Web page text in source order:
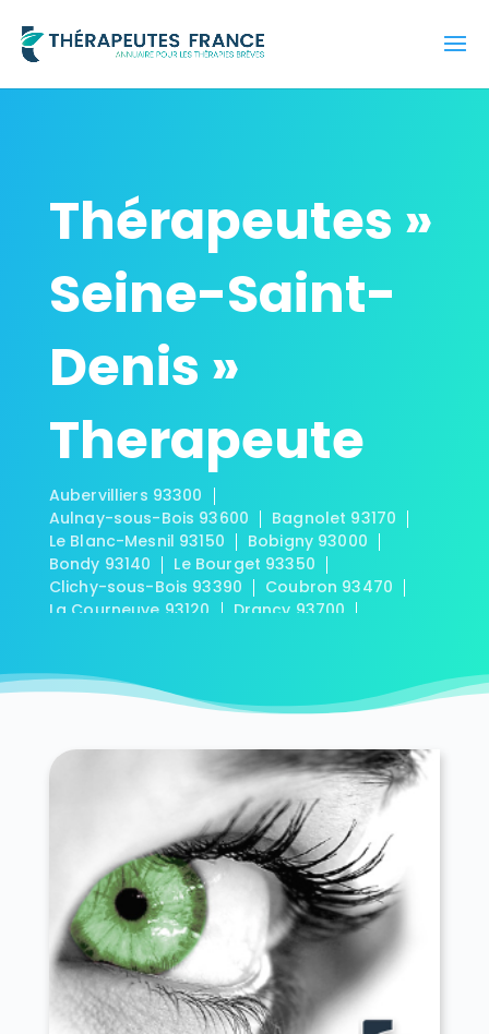
Thérapeutes »
Seine-Saint-
Denis »
Therapeute
Aubervilliers 93300
Aulnay-sous-Bois 93600
Bagnolet 93170
Le Blanc-Mesnil 93150
Bobigny 93000
Bondy 93140
Le Bourget 93350
Clichy-sous-Bois 93390
Coubron 93470
La Courneuve 93120
Drancy 93700
L'Île-Saint-Denis 93450
Livry-Gargan 93190
Montfermeil 93370
Neuilly-sur-Marne 93330
Noisy-le-Grand 93160
Noisy-le-Sec 93130
Les Pavillons-sous-Bois 93320
Pierrefitte-sur-Seine 93380
Le Pré-Saint-Gervais 93310
Le Raincy 93340
Romainville 93230
Rosny-sous-Bois 93110
Saint-Denis 93200
Saint-Denis 93210
Saint-Ouen 93400
Sevran 93270
Stains 93240
Tremblay-en-France 93290
Vaujours 93410
Villemomble 93250
Villepinte 93420
Villetaneuse 93430